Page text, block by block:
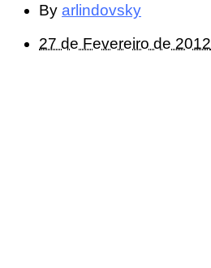
By arlindovsky
27 de Fevereiro de 2012